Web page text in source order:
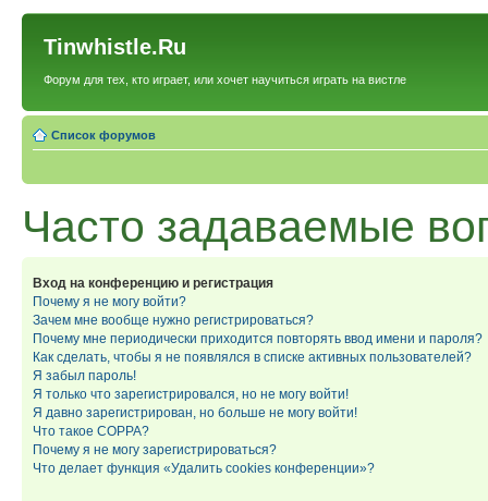
Tinwhistle.Ru
Форум для тех, кто играет, или хочет научиться играть на вистле
Список форумов
Часто задаваемые
Вход на конференцию и регистрация
Почему я не могу войти?
Зачем мне вообще нужно регистрироваться?
Почему мне периодически приходится повторять ввод имени и пароля?
Как сделать, чтобы я не появлялся в списке активных пользователей?
Я забыл пароль!
Я только что зарегистрировался, но не могу войти!
Я давно зарегистрирован, но больше не могу войти!
Что такое COPPA?
Почему я не могу зарегистрироваться?
Что делает функция «Удалить cookies конференции»?